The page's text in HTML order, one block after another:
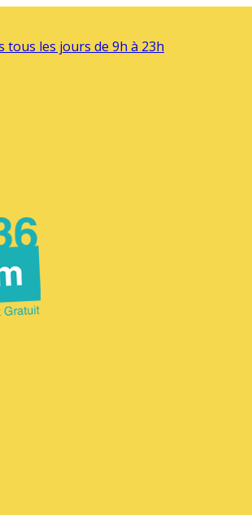
tous les jours de 9h à 23h